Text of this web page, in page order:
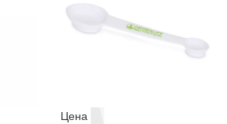
Цена